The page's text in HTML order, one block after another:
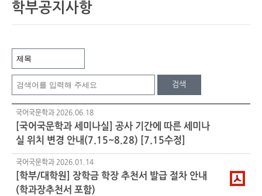
학부공지사항
검색
국어국문학과 2026.06.18
[국어국문학과 세미나실] 공사 기간에 따른 세미나
실 위치 변경 안내(7.15~8.28) [7.15수정]
국어국문학과 2026.01.14
[학부/대학원] 장학금 학장 추천서 발급 절차 안내
(학과장추천서 포함)